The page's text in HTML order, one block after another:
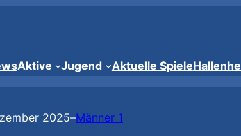
Aktive Jugend Aktuelle Spiele
2025–Männer 1